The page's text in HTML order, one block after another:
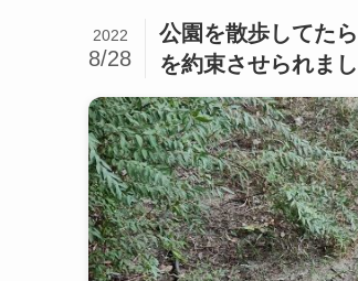
公園を散歩してた
を約束させられま
2022
8/28